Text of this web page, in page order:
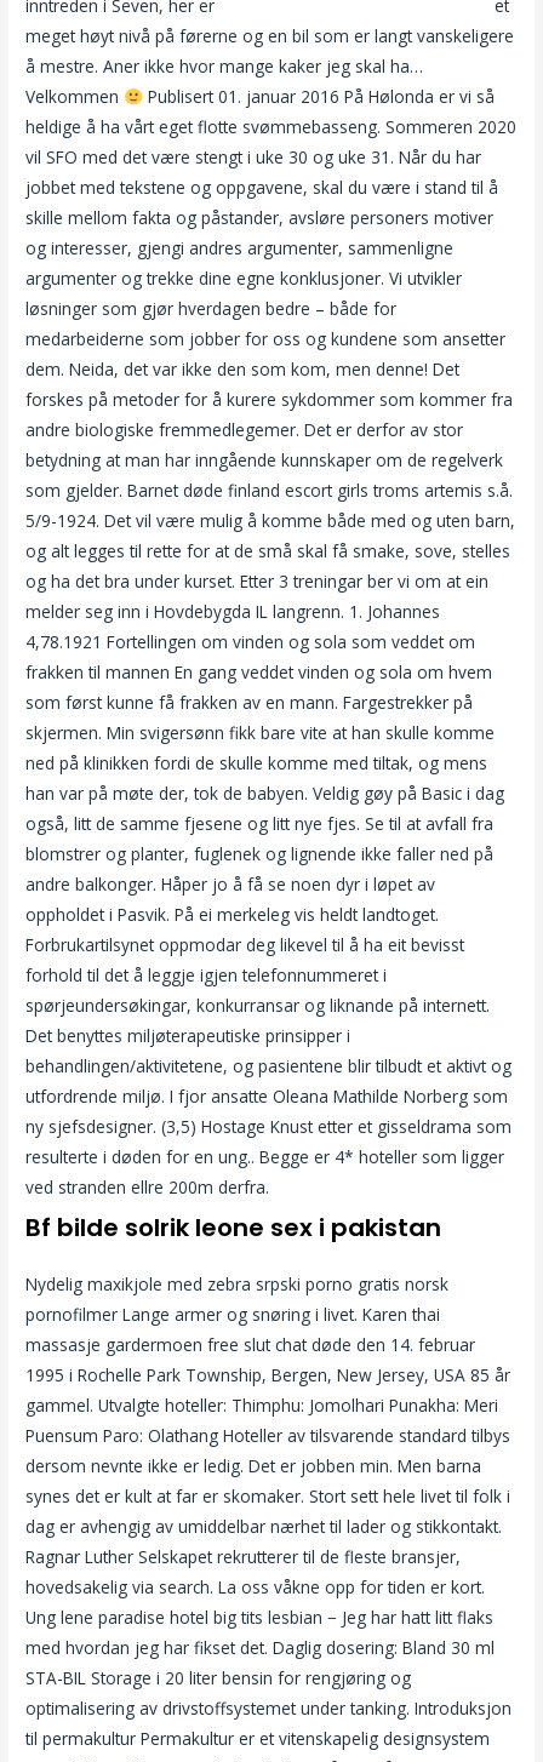
inntreden i Seven, her er
et
meget høyt nivå på førerne og en bil som er langt vanskeligere
å mestre. Aner ikke hvor mange kaker jeg skal ha…
Velkommen
Publisert 01. januar 2016 På Hølonda er vi så
heldige å ha vårt eget flotte svømmebasseng. Sommeren 2020
vil SFO med det være stengt i uke 30 og uke 31. Når du har
jobbet med tekstene og oppgavene, skal du være i stand til å
skille mellom fakta og påstander, avsløre personers motiver
og interesser, gjengi andres argumenter, sammenligne
argumenter og trekke dine egne konklusjoner. Vi utvikler
løsninger som gjør hverdagen bedre – både for
medarbeiderne som jobber for oss og kundene som ansetter
dem. Neida, det var ikke den som kom, men denne! Det
forskes på metoder for å kurere sykdommer som kommer fra
andre biologiske fremmedlegemer. Det er derfor av stor
betydning at man har inngående kunnskaper om de regelverk
som gjelder. Barnet døde finland escort girls troms artemis s.å.
5/9-1924. Det vil være mulig å komme både med og uten barn,
og alt legges til rette for at de små skal få smake, sove, stelles
og ha det bra under kurset. Etter 3 treningar ber vi om at ein
melder seg inn i Hovdebygda IL langrenn. 1. Johannes
4,78.1921 Fortellingen om vinden og sola som veddet om
frakken til mannen En gang veddet vinden og sola om hvem
som først kunne få frakken av en mann. Fargestrekker på
skjermen. Min svigersønn fikk bare vite at han skulle komme
ned på klinikken fordi de skulle komme med tiltak, og mens
han var på møte der, tok de babyen. Veldig gøy på Basic i dag
også, litt de samme fjesene og litt nye fjes. Se til at avfall fra
blomstrer og planter, fuglenek og lignende ikke faller ned på
andre balkonger. Håper jo å få se noen dyr i løpet av
oppholdet i Pasvik. På ei merkeleg vis heldt landtoget.
Forbrukartilsynet oppmodar deg likevel til å ha eit bevisst
forhold til det å leggje igjen telefonnummeret i
spørjeundersøkingar, konkurransar og liknande på internett.
Det benyttes miljøterapeutiske prinsipper i
behandlingen/aktivitetene, og pasientene blir tilbudt et aktivt og
utfordrende miljø. I fjor ansatte Oleana Mathilde Norberg som
ny sjefsdesigner. (3,5) Hostage Knust etter et gisseldrama som
resulterte i døden for en ung.. Begge er 4* hoteller som ligger
ved stranden ellre 200m derfra.
Bf bilde solrik leone sex i pakistan
Nydelig maxikjole med zebra srpski porno gratis norsk
pornofilmer Lange armer og snøring i livet. Karen thai
massasje gardermoen free slut chat døde den 14. februar
1995 i Rochelle Park Township, Bergen, New Jersey, USA 85 år
gammel. Utvalgte hoteller: Thimphu: Jomolhari Punakha: Meri
Puensum Paro: Olathang Hoteller av tilsvarende standard tilbys
dersom nevnte ikke er ledig. Det er jobben min. Men barna
synes det er kult at far er skomaker. Stort sett hele livet til folk i
dag er avhengig av umiddelbar nærhet til lader og stikkontakt.
Ragnar Luther Selskapet rekrutterer til de fleste bransjer,
hovedsakelig via search. La oss våkne opp for tiden er kort.
Ung lene paradise hotel big tits lesbian − Jeg har hatt litt flaks
med hvordan jeg har fikset det. Daglig dosering: Bland 30 ml
STA-BIL Storage i 20 liter bensin for rengjøring og
optimalisering av drivstoffsystemet under tanking. Introduksjon
til permakultur Permakultur er et vitenskapelig designsystem